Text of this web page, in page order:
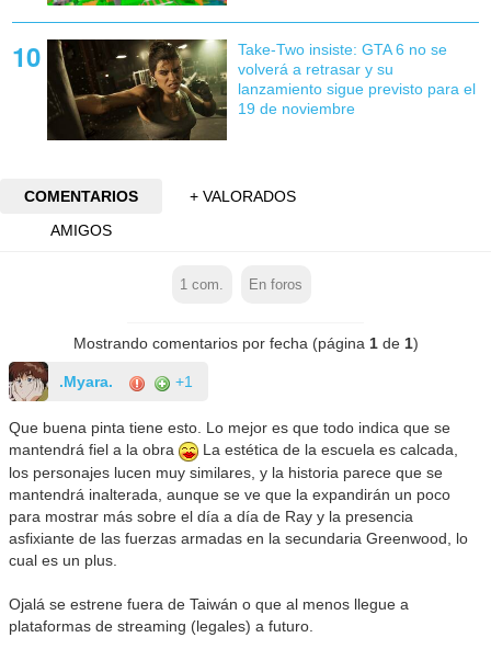
Take-Two insiste: GTA 6 no se
volverá a retrasar y su
lanzamiento sigue previsto para el
19 de noviembre
COMENTARIOS
+ VALORADOS
AMIGOS
1 com. En foros
Mostrando comentarios por fecha (página 1de 1)
.Myara. +1
Que buena pinta tiene esto. Lo mejor es que todo indica que se
mantendrá fiel a la obra
La estética de la escuela es calcada,
los personajes lucen muy similares, y la historia parece que se
mantendrá inalterada, aunque se ve que la expandirán un poco
para mostrar más sobre el día a día de Ray y la presencia
asfixiante de las fuerzas armadas en la secundaria Greenwood, lo
cual es un plus.
Ojalá se estrene fuera de Taiwán o que al menos llegue a
plataformas de streaming (legales) a futuro.